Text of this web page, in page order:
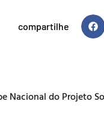
compartilhe